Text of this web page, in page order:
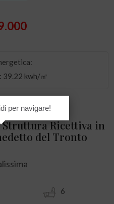
: 39.22 kwh/㎡
Struttura Ricettiva in
del Tronto
6
per navigare!